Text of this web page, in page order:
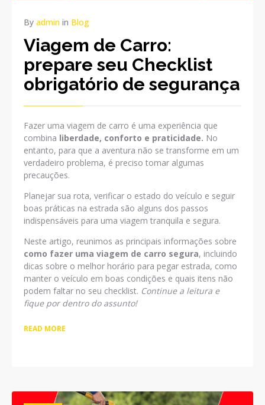
By admin in Blog
Viagem de Carro:
prepare seu Checklist
obrigatório de segurança
Fazer uma viagem de carro é uma experiência que
combina liberdade, conforto e praticidade. No
entanto, para que a aventura não se transforme em um
verdadeiro problema, é preciso tomar algumas
precauções.
Planejar sua rota, verificar o estado do veículo e seguir
boas práticas na estrada são alguns dos passos
indispensáveis para uma viagem tranquila e segura.
Neste artigo, reunimos as principais informações sobre
como fazer uma viagem de carro segura, incluindo
dicas sobre o melhor horário para pegar estrada, como
manter o veículo em boas condições e quais itens não
podem faltar no seu checklist. Continue a leitura e
fique por dentro do assunto!
READ MORE